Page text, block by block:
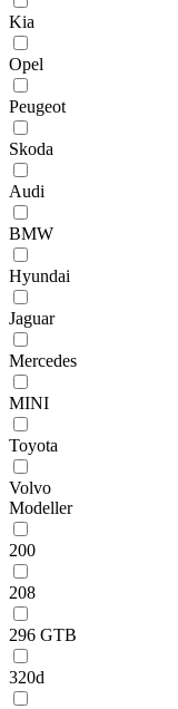
Kia
Opel
Peugeot
Skoda
Audi
BMW
Hyundai
Jaguar
Mercedes
MINI
Toyota
Volvo
Modeller
200
208
296 GTB
320d